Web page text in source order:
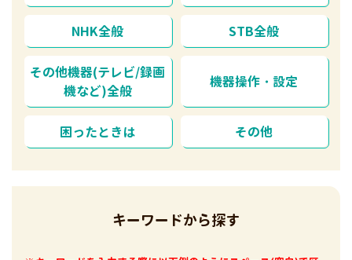
NHK全般 STB全般
その他機器(テレビ/録画
機など)全般
機器操作・設定
困ったときは その他
キーワードから探す